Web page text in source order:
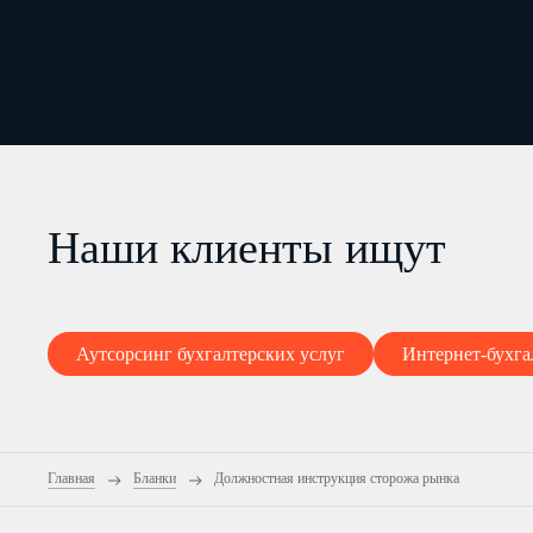
Наши клиенты ищут
Аутсорсинг бухгалтерских услуг Интернет-
Главная Бланки Должностная инструкция сторожа рынка